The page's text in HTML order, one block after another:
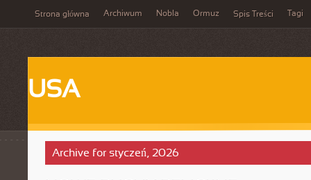
Strona główna Archiwum Nobla Ormuz Spis Treści Tagi
USA
Archive for styczeń, 2026